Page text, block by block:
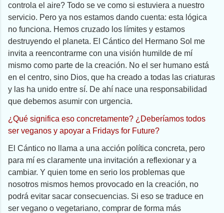
controla el aire? Todo se ve como si estuviera a nuestro
servicio. Pero ya nos estamos dando cuenta: esta lógica
no funciona. Hemos cruzado los límites y estamos
destruyendo el planeta. El Cántico del Hermano Sol me
invita a reencontrarme con una visión humilde de mí
mismo como parte de la creación. No el ser humano está
en el centro, sino Dios, que ha creado a todas las criaturas
y las ha unido entre sí. De ahí nace una responsabilidad
que debemos asumir con urgencia.
¿Qué significa eso concretamente? ¿Deberíamos todos
ser veganos y apoyar a Fridays for Future?
El Cántico no llama a una acción política concreta, pero
para mí es claramente una invitación a reflexionar y a
cambiar. Y quien tome en serio los problemas que
nosotros mismos hemos provocado en la creación, no
podrá evitar sacar consecuencias. Si eso se traduce en
ser vegano o vegetariano, comprar de forma más